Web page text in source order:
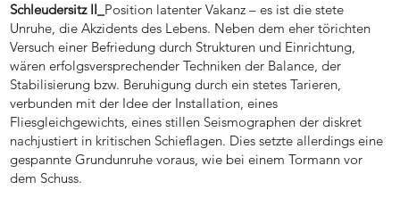
Schleudersitz II_ Position latenter Vakanz – es ist die stete
Unruhe, die Akzidents des Lebens. Neben dem eher törichten
Versuch einer Befriedung durch Strukturen und Einrichtung,
wären erfolgsversprechender Techniken der Balance, der
Stabilisierung bzw. Beruhigung durch ein stetes Tarieren,
verbunden mit der Idee der Installation, eines
Fliesgleichgewichts, eines stillen Seismographen der diskret
nachjustiert in kritischen Schieflagen. Dies setzte allerdings eine
gespannte Grundunruhe voraus, wie bei einem Tormann vor
dem Schuss.